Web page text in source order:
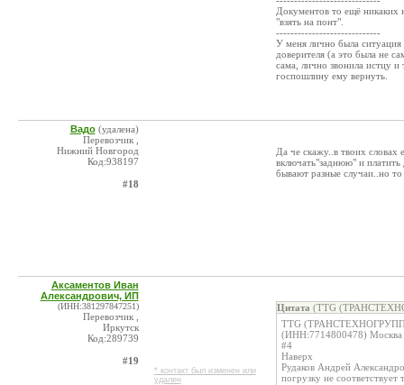
Документов то ещё никаких
"взять на понт".
-----------------------------
У меня лично была ситуация
доверителя (а это была не
сама, лично звонила истцу и
госпошлину ему вернуть.
Вадо (удалена)
Перевозчик ,
Нижний Новгород
Код:938197
#18
Да че скажу..в твоих словах
включать"заднюю" и платить
бывают разные случаи..но
Аксаментов Иван
Александрович, ИП
(ИНН:381297847251)
Перевозчик ,
Иркутск
Код:289739
#19
* контакт был изменен или
удален
Цитата (TTG
TTG
(ИНН:7714800478) Москва
#4
Наверх
Рудаков Андрей
погрузку не